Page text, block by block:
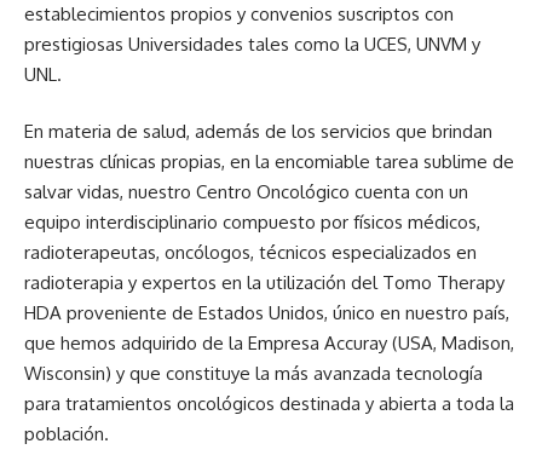
establecimientos propios y convenios suscriptos con
prestigiosas Universidades tales como la UCES, UNVM y
UNL.
En materia de salud, además de los servicios que brindan
nuestras clínicas propias, en la encomiable tarea sublime de
salvar vidas, nuestro Centro Oncológico cuenta con un
equipo interdisciplinario compuesto por físicos médicos,
radioterapeutas, oncólogos, técnicos especializados en
radioterapia y expertos en la utilización del Tomo Therapy
HDA proveniente de Estados Unidos, único en nuestro país,
que hemos adquirido de la Empresa Accuray (USA, Madison,
Wisconsin) y que constituye la más avanzada tecnología
para tratamientos oncológicos destinada y abierta a toda la
población.